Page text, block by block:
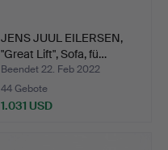
JENS JUUL EILERSEN,
"Great Lift", Sofa, fü…
Beendet 22. Feb 2022
44 Gebote
1.031 USD